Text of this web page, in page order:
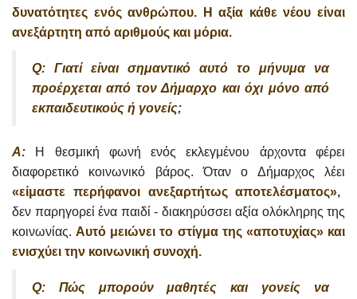
δυνατότητες ενός ανθρώπου. Η αξία κάθε νέου είναι
ανεξάρτητη από αριθμούς και μόρια.
Q: Γιατί είναι σημαντικό αυτό το μήνυμα να
προέρχεται από τον Δήμαρχο και όχι μόνο από
εκπαιδευτικούς ή γονείς;
A: Η θεσμική φωνή ενός εκλεγμένου άρχοντα φέρει
διαφορετικό κοινωνικό βάρος. Όταν ο Δήμαρχος λέει
«είμαστε περήφανοι ανεξαρτήτως αποτελέσματος»,
δεν παρηγορεί ένα παιδί - διακηρύσσει αξία ολόκληρης της
κοινωνίας.Αυτό μειώνει το στίγμα της «αποτυχίας» και
ενισχύει την κοινωνική συνοχή.
Q: Πώς μπορούν μαθητές και γονείς να